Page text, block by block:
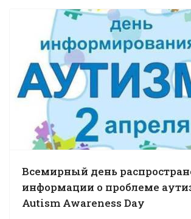
Всемирный день
информации о проблеме
Autism Awareness Day